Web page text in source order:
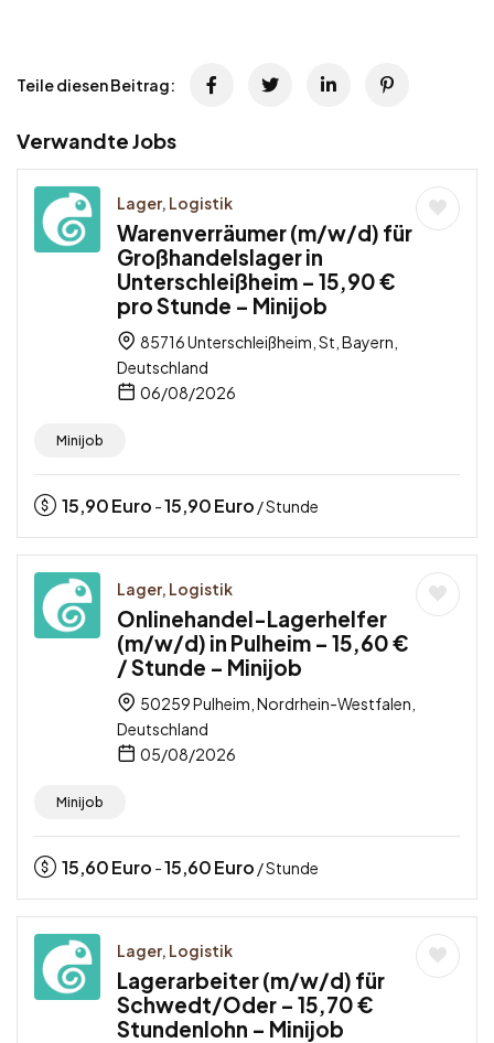
Teile diesen Beitrag:
Verwandte Jobs
Lager, Logistik
Warenverräumer (m/w/d) für
Großhandelslager in
Unterschleißheim – 15,90 €
pro Stunde – Minijob
85716 Unterschleißheim, St, Bayern,
Deutschland
06/08/2026
Minijob
15,90Euro -15,90Euro / Stunde
Lager, Logistik
Onlinehandel-Lagerhelfer
(m/w/d) in Pulheim – 15,60 €
/ Stunde – Minijob
50259 Pulheim, Nordrhein-Westfalen,
Deutschland
05/08/2026
Minijob
15,60Euro -15,60Euro / Stunde
Lager, Logistik
Lagerarbeiter (m/w/d) für
Schwedt/Oder – 15,70 €
Stundenlohn – Minijob